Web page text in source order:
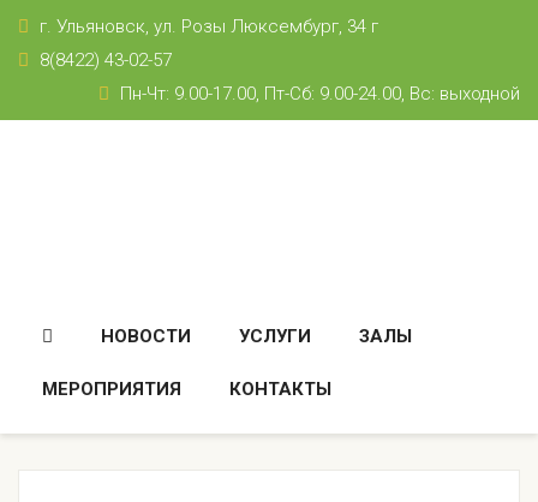
г. Ульяновск, ул. Розы Люксембург, 34 г
8(8422) 43-02-57
Пн-Чт: 9.00-17.00, Пт-Сб: 9.00-24.00, Вс: выходной
НОВОСТИ УСЛУГИ ЗАЛЫ
МЕРОПРИЯТИЯ КОНТАКТЫ